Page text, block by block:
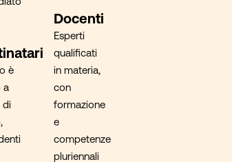
è
a
di
Docenti
Esperti
qualificati
in materia,
con
formazione
e
competenze
pluriennali